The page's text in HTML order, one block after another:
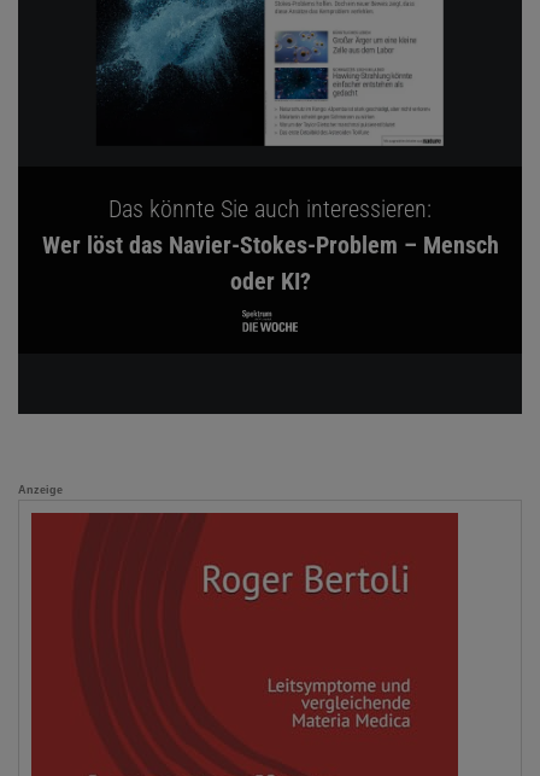
Das könnte Sie auch interessieren:
Wer löst das Navier-Stokes-Problem – Mensch
oder KI?
Anzeige